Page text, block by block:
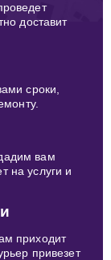
доставит
сроки,
вам
на услуги и
приходит
привезет